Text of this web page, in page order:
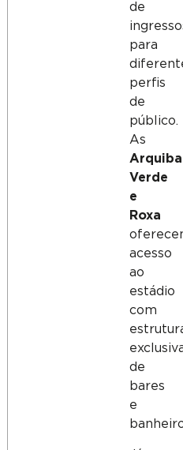
de
para
perfis
de
público.
As
Verde
e
Roxa
acesso
ao
estádio
com
de
bares
e